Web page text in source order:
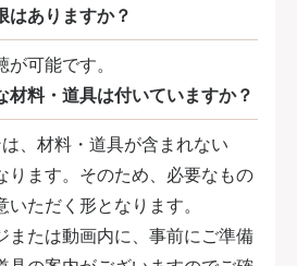
はありますか？
可能です。
材料・道具は付いていますか？
、材料・道具が含まれない
ります。そのため、必要なもの
ただく形となります。
または動画内に、事前にご準備